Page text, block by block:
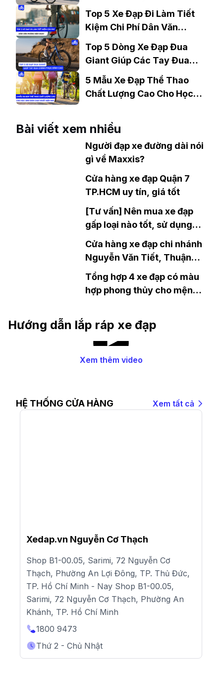
Top 5 Xe Đạp Đi Làm Tiết
Kiệm Chi Phí Dân Văn
Top 5 Dòng Xe Đạp Đua
Giant Giúp Các Tay Đua
Chinh Phục Đỉnh Cao
5 Mẫu Xe Đạp Thể Thao
Chất Lượng Cao Cho Học
Bài viết xem nhiều
Người đạp xe đường dài nói
gì về Maxxis?
Cửa hàng xe đạp Quận 7
TP.HCM uy tín, giá tốt
[Tư vấn] Nên mua xe đạp
gấp loại nào tốt, sử dụng
bền lâu?
Cửa hàng xe đạp chi nhánh
Nguyễn Văn Tiết, Thuận
An, Bình Dương
Tổng hợp 4 xe đạp có màu
hợp phong thủy cho mệnh
Hướng dẫn lắp ráp xe đạp
Xem thêm video
HỆ THỐNG CỬA HÀNG Xem tất cả
Xedap.vn Nguyễn Cơ Thạch
Shop B1-00.05, Sarimi, 72 Nguyễn Cơ
Thạch, Phường An Lợi Đông, TP. Thủ Đức,
TP. Hồ Chí Minh - Nay Shop B1-00.05,
Sarimi, 72 Nguyễn Cơ Thạch, Phường An
Khánh, TP. Hồ Chí Minh
1800 9473
Thứ 2 - Chủ Nhật